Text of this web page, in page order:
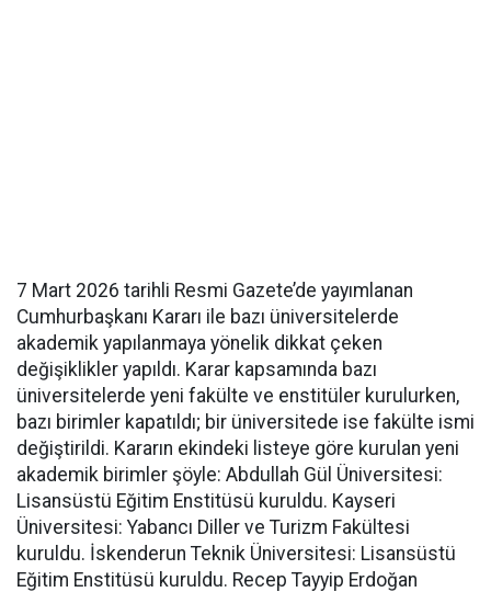
7 Mart 2026 tarihli Resmi Gazete’de yayımlanan
Cumhurbaşkanı Kararı ile bazı üniversitelerde
akademik yapılanmaya yönelik dikkat çeken
değişiklikler yapıldı. Karar kapsamında bazı
üniversitelerde yeni fakülte ve enstitüler kurulurken,
bazı birimler kapatıldı; bir üniversitede ise fakülte ismi
değiştirildi. Kararın ekindeki listeye göre kurulan yeni
akademik birimler şöyle: Abdullah Gül Üniversitesi:
Lisansüstü Eğitim Enstitüsü kuruldu. Kayseri
Üniversitesi: Yabancı Diller ve Turizm Fakültesi
kuruldu. İskenderun Teknik Üniversitesi: Lisansüstü
Eğitim Enstitüsü kuruldu. Recep Tayyip Erdoğan